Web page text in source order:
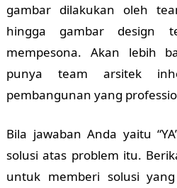
gambar dilakukan oleh
hingga gambar design
mempesona. Akan lebih
punya team arsitek
pembangunan yang
Bila jawaban Anda yaitu
solusi atas problem itu.
untuk memberi solusi